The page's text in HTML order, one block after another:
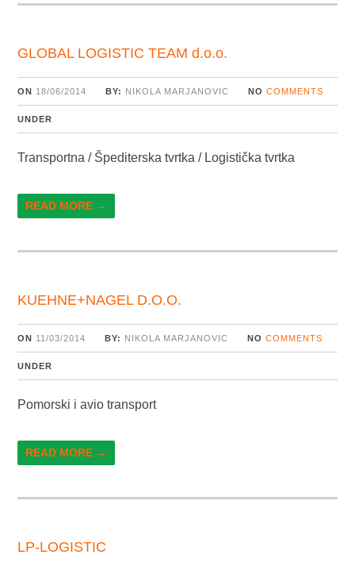
GLOBAL LOGISTIC TEAM d.o.o.
ON 18/06/2014 BY: NIKOLA MARJANOVIC NO COMMENTS
UNDER
Transportna / Špediterska tvrtka / Logistička tvrtka
READ MORE →
KUEHNE+NAGEL D.O.O.
ON 11/03/2014 BY: NIKOLA MARJANOVIC NO COMMENTS
UNDER
Pomorski i avio transport
READ MORE →
LP-LOGISTIC